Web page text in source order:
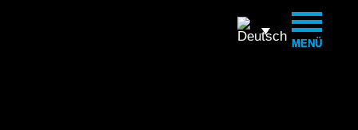
MENÜ
MENÜ